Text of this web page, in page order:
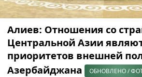
Алиев: Отношения со
Центральной Азии
приоритетов внешней
Азербайджана
ОБНОВЛЕНО /